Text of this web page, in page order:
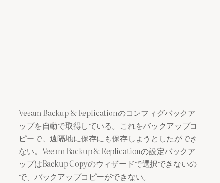
Veeam Backup & Replicationのコンフィグバックア
ップを自動で取得している。これをバックアップコ
ピーで、遠隔地に保存にも保存しようとしたができ
ない。Veeam Backup & Replicationの設定バックア
ップはBackup Copyのウィザードで選択できないの
で、バックアップコピーができない。